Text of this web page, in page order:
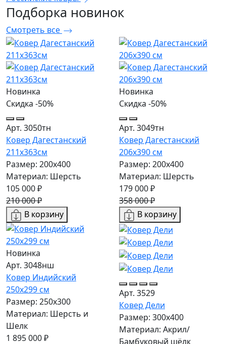
Подборка новинок
Смотреть все
Новинка
Скидка -50%
Арт. 3050тн
Ковер Дагестанский
211x363см
Размер: 200х400
Материал: Шерсть
105 000 ₽
210 000 ₽
В корзину
Новинка
Скидка -50%
Арт. 3049тн
Ковер Дагестанский
206x390 см
Размер: 200х400
Материал: Шерсть
179 000 ₽
358 000 ₽
В корзину
Новинка
Арт. 3048нш
Ковер Индийский
250x299 см
Размер: 250x300
Материал: Шерсть и
Шелк
1 895 000 ₽
Арт. 3529
Ковер Дели
Размер: 300х400
Материал: Акрил/
Бамбуковый шёлк